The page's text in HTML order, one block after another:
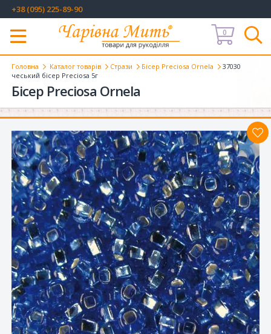
+38 (095) 225-89-90
Меню
0
Головна Каталог товарів Стрази Бісер Preciosa Ornela
37030
чеський бісер Preciosa 5г
Бісер Preciosa Ornela